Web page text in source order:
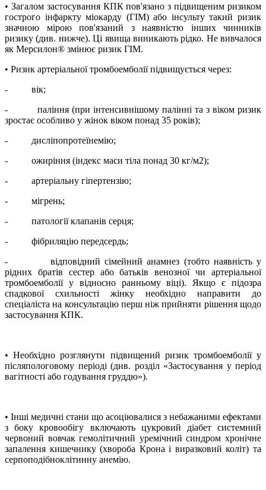
• Загалом застосування КПК пов'язано з підвищеним ризиком
гострого інфаркту міокарду (ГІМ) або інсульту такий ризик
значною мірою пов'язаний з наявністю інших чинників
ризику (див. нижче). Ці явища виникають рідко. Не вивчалося
як Мерсилон® змінює ризик ГІМ.
• Ризик артеріальної тромбоемболії підвищується через:
-
вік;
-
паління (при інтенсивнішому палінні та з віком ризик
зростає особливо у жінок віком понад 35 років);
-
дисліпопротеїнемію;
-
ожиріння (індекс маси тіла понад 30 кг/м2);
-
артеріальну гіпертензію;
-
мігрень;
-
патології клапанів серця;
-
фібриляцію передсердь;
-
відповідний сімейний анамнез (тобто наявність у
рідних братів сестер або батьків венозної чи артеріальної
тромбоемболії у відносно ранньому віці). Якщо є підозра
спадкової схильності жінку необхідно направити до
спеціаліста на консультацію перш ніж прийняти рішення щодо
застосування КПК.
• Необхідно розглянути підвищений ризик тромбоемболії у
післяпологовому періоді (див. розділ «Застосування у період
вагітності або годування груддю»).
• Інші медичні стани що асоціювалися з небажаними ефектами
з боку кровообігу включають цукровий діабет системний
червоний вовчак гемолітичний уремічний синдром хронічне
запалення кишечнику (хвороба Крона і виразковий коліт) та
серпоподібноклітинну анемію.